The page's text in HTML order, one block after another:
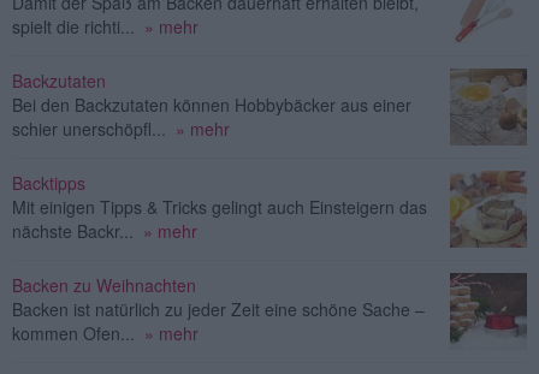
spielt die richti... » mehr
Backzutaten
Bei den Backzutaten können Hobbybäcker aus einer
schier unerschöpfl... » mehr
Backtipps
Mit einigen Tipps & Tricks gelingt auch Einsteigern das
nächste Backr... » mehr
Backen zu Weihnachten
Backen ist natürlich zu jeder Zeit eine schöne Sache –
kommen Ofen... » mehr